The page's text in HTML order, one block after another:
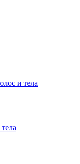
и тела